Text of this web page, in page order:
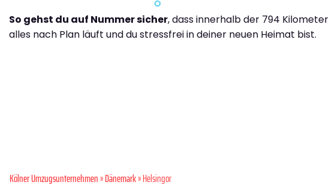
So gehst du auf Nummer sicher, dass innerhalb der 794 Kilometer
alles nach Plan läuft und du stressfrei in deiner neuen Heimat bist.
Kölner Umzugsunternehmen»Dänemark» Helsingor